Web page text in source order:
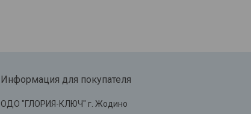
Информация для покупателя
ОДО "ГЛОРИЯ-КЛЮЧ" г. Жодино